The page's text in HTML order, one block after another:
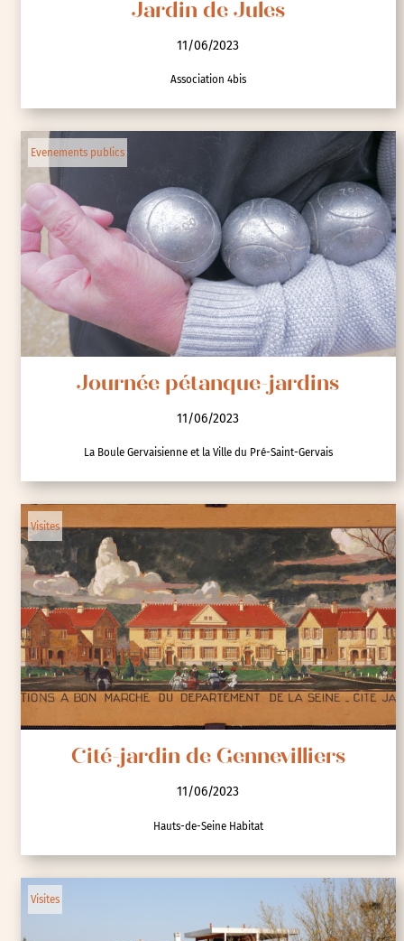
Jardin de Jules
11/06/2023
Association 4bis
Evenements publics
Journée pétanque-jardins
11/06/2023
La Boule Gervaisienne et la Ville du Pré-Saint-Gervais
Visites
Cité-jardin de Gennevilliers
11/06/2023
Hauts-de-Seine Habitat
Visites